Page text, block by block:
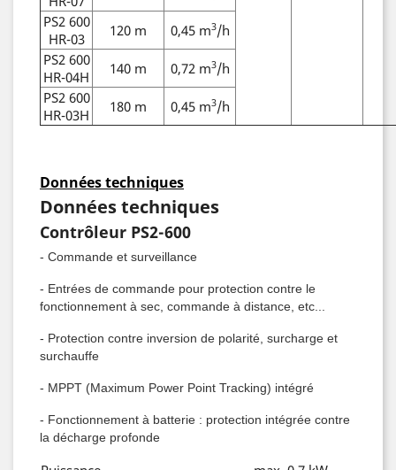
PS2 600
HR-03
120 m 0,45 m3/h
PS2 600
HR-04H
140 m 0,72 m3/h
PS2 600
HR-03H
180 m 0,45 m3/h
Données techniques
Données techniques
Contrôleur PS2-600
- Commande et surveillance
- Entrées de commande pour protection contre le
fonctionnement à sec, commande à distance, etc...
- Protection contre inversion de polarité, surcharge et
surchauffe
- MPPT (Maximum Power Point Tracking) intégré
- Fonctionnement à batterie : protection intégrée contre
la décharge profonde